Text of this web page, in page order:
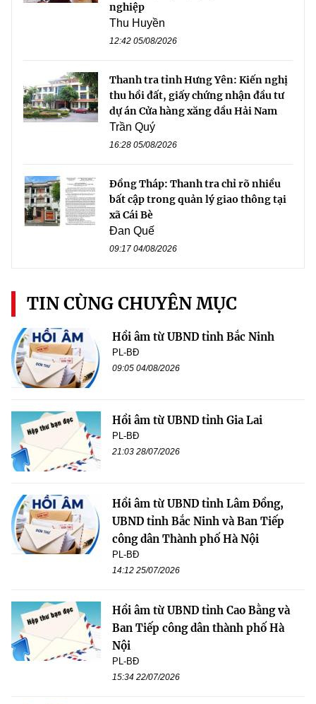
nghiệp
Thu Huyền
12:42 05/08/2026
Thanh tra tỉnh Hưng Yên: Kiến nghị
thu hồi đất, giấy chứng nhận đầu tư
dự án Cửa hàng xăng dầu Hải Nam
Trần Quý
16:28 05/08/2026
Đồng Tháp: Thanh tra chỉ rõ nhiều
bất cập trong quản lý giao thông tại
xã Cái Bè
Đan Quế
09:17 04/08/2026
TIN CÙNG CHUYÊN MỤC
Hồi âm từ UBND tỉnh Bắc Ninh
PL-BĐ
09:05 04/08/2026
Hồi âm từ UBND tỉnh Gia Lai
PL-BĐ
21:03 28/07/2026
Hồi âm từ UBND tỉnh Lâm Đồng,
UBND tỉnh Bắc Ninh và Ban Tiếp
công dân Thành phố Hà Nội
PL-BĐ
14:12 25/07/2026
Hồi âm từ UBND tỉnh Cao Bằng và
Ban Tiếp công dân thành phố Hà
Nội
PL-BĐ
15:34 22/07/2026